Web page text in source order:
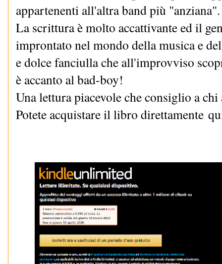
appartenenti all'altra band più "anziana".
La scrittura è molto accattivante ed il
improntato nel mondo della musica e
e dolce fanciulla che all'improvviso
è accanto al bad-boy!
Una lettura piacevole che consiglio a
Potete acquistare il libro direttamente